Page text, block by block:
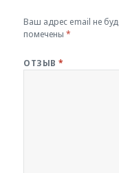
Ваш адрес email не
помечены*
ОТЗЫВ*